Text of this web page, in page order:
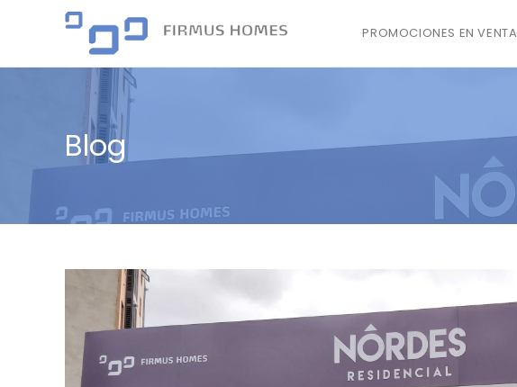
PROMOCIONES EN VENTA
Blog